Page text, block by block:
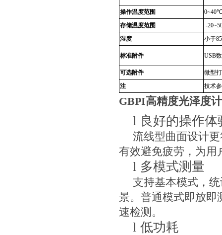
操作温度范围 0~40℃
存储温度范围
-
湿度
小于
标准附件 USB
可选附件
微型
注
技术
GBPI高精度光泽度计
l 良好的操作体
流线型曲面设计
有效避免疲劳，为用
l 多模式测量
支持基本模式，
景。普通模式即放即
速检测。
l 低功耗